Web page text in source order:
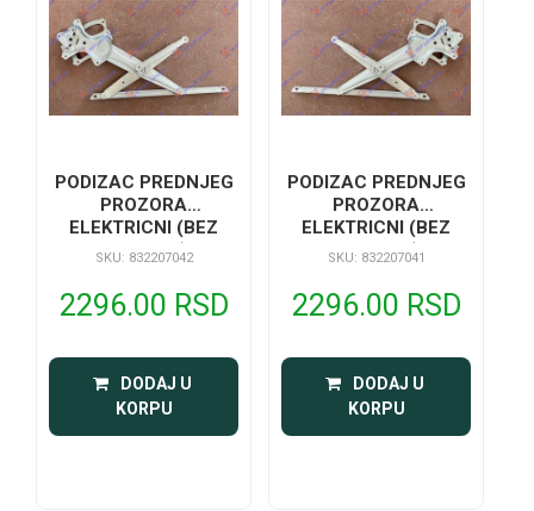
PODIZAC PREDNJEG
PROZORA
ELEKTRICNI (BEZ
MOTORA)
SKU: 832207042
2296.00 RSD
DODAJ U
KORPU
PODIZAC PREDNJEG
PROZORA
ELEKTRICNI (BEZ
MOTORA)
SKU: 832207041
2296.00 RSD
DODAJ U
KORPU